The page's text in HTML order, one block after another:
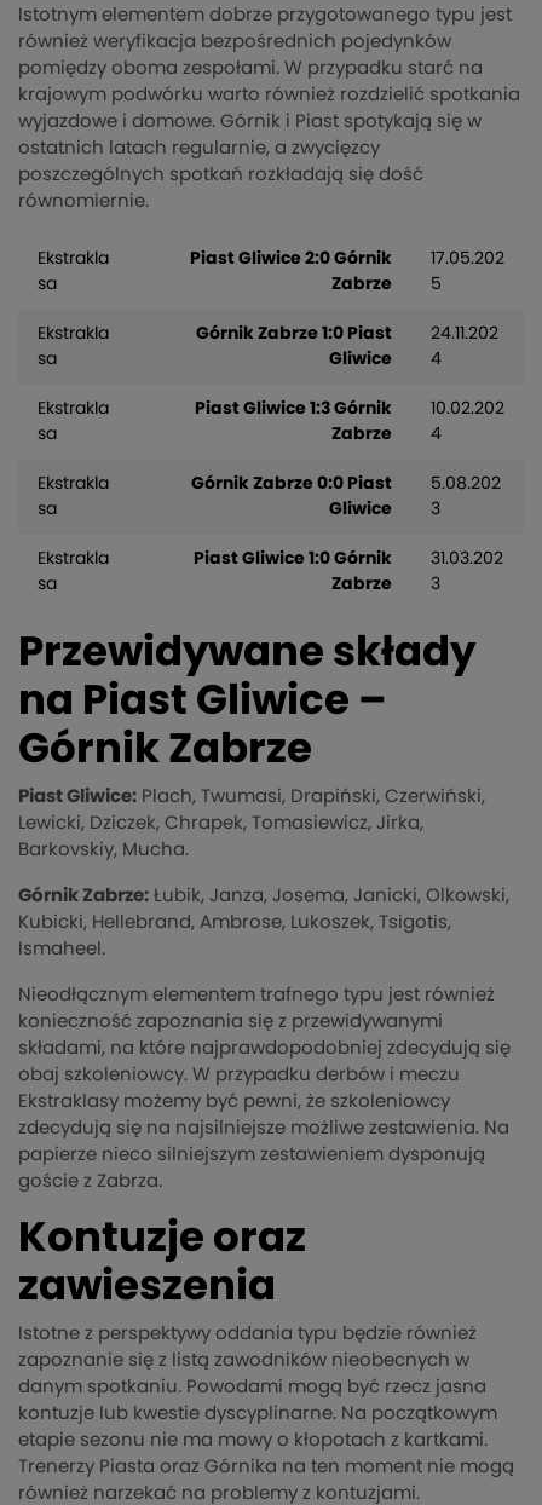
Istotnym elementem dobrze przygotowanego typu jest
również weryfikacja bezpośrednich pojedynków
pomiędzy oboma zespołami. W przypadku starć na
krajowym podwórku warto również rozdzielić spotkania
wyjazdowe i domowe. Górnik i Piast spotykają się w
ostatnich latach regularnie, a zwycięzcy
poszczególnych spotkań rozkładają się dość
równomiernie.
Ekstrakla
sa
Piast Gliwice 2:0 Górnik
Zabrze
17.05.202
5
Ekstrakla
sa
Górnik Zabrze 1:0 Piast
Gliwice
24.11.202
4
Ekstrakla
sa
Piast Gliwice 1:3 Górnik
Zabrze
10.02.202
4
Ekstrakla
sa
Górnik Zabrze 0:0 Piast
Gliwice
5.08.202
3
Ekstrakla
sa
Piast Gliwice 1:0 Górnik
Zabrze
31.03.202
3
Przewidywane składy
na Piast Gliwice –
Górnik Zabrze
Piast Gliwice: Plach, Twumasi, Drapiński, Czerwiński,
Lewicki, Dziczek, Chrapek, Tomasiewicz, Jirka,
Barkovskiy, Mucha.
Górnik Zabrze: Łubik, Janza, Josema, Janicki, Olkowski,
Kubicki, Hellebrand, Ambrose, Lukoszek, Tsigotis,
Ismaheel.
Nieodłącznym elementem trafnego typu jest również
konieczność zapoznania się z przewidywanymi
składami, na które najprawdopodobniej zdecydują się
obaj szkoleniowcy. W przypadku derbów i meczu
Ekstraklasy możemy być pewni, że szkoleniowcy
zdecydują się na najsilniejsze możliwe zestawienia. Na
papierze nieco silniejszym zestawieniem dysponują
goście z Zabrza.
Kontuzje oraz
zawieszenia
Istotne z perspektywy oddania typu będzie również
zapoznanie się z listą zawodników nieobecnych w
danym spotkaniu. Powodami mogą być rzecz jasna
kontuzje lub kwestie dyscyplinarne. Na początkowym
etapie sezonu nie ma mowy o kłopotach z kartkami.
Trenerzy Piasta oraz Górnika na ten moment nie mogą
również narzekać na problemy z kontuzjami.